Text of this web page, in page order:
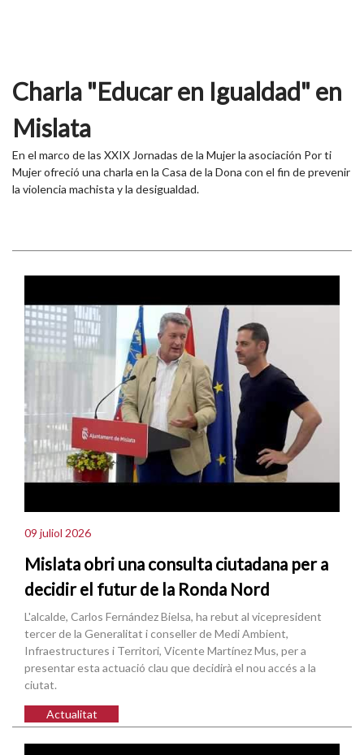
Charla "Educar en Igualdad" en
Mislata
En el marco de las XXIX Jornadas de la Mujer la asociación Por ti
Mujer ofreció una charla en la Casa de la Dona con el fin de prevenir
la violencia machista y la desigualdad.
09 juliol 2026
Mislata obri una consulta ciutadana per a
decidir el futur de la Ronda Nord
L'alcalde, Carlos Fernández Bielsa, ha rebut al vicepresident
tercer de la Generalitat i conseller de Medi Ambient,
Infraestructures i Territori, Vicente Martínez Mus, per a
presentar esta actuació clau que decidirà el nou accés a la
ciutat.
Actualitat